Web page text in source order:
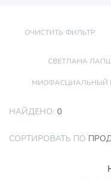
ОЧИСТИТЬ ФИЛЬТР
СВЕТЛАНА
МИОФАСЦИАЛЬНЫЙ
НАЙДЕНО: 0
СОРТИРОВАТЬ ПО